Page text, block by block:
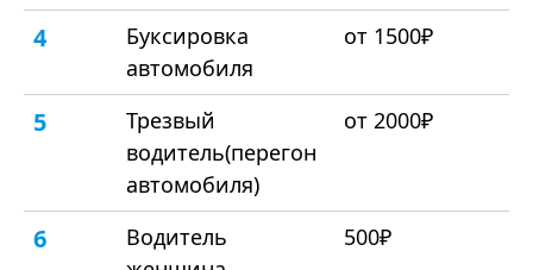
4
Буксировка
автомобиля
от 1500₽
5
Трезвый
водитель(перегон
автомобиля)
от 2000₽
6
Водитель
500₽